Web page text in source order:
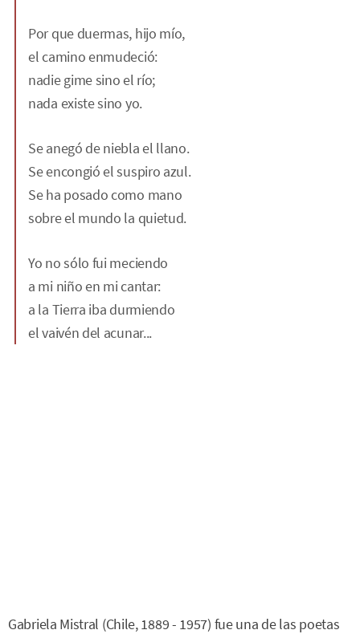
Por que duermas, hijo mío,
el camino enmudeció:
nadie gime sino el río;
nada existe sino yo.
Se anegó de niebla el llano.
Se encongió el suspiro azul.
Se ha posado como mano
sobre el mundo la quietud.
Yo no sólo fui meciendo
a mi niño en mi cantar:
a la Tierra iba durmiendo
el vaivén del acunar...
Gabriela Mistral (Chile, 1889 - 1957) fue una de las poetas